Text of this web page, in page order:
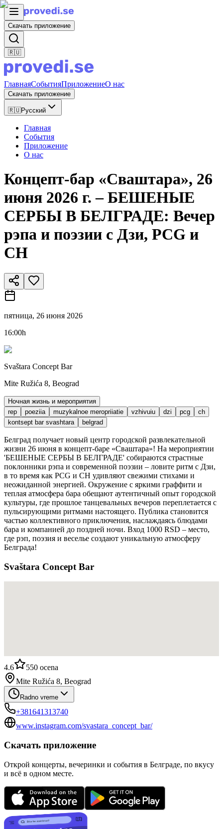
Скачать приложение
🇷🇺
ГлавнаяСобытияПриложениеО нас
Скачать приложение
🇷🇺Русский
Главная
События
Приложение
О нас
Концепт-бар «Сваштара», 26
июня 2026 г. – БЕШЕНЫЕ
СЕРБЫ В БЕЛГРАДЕ: Вечер
рэпа и поэзии с Дзи, PCG и
CH
пятница, 26 июня 2026
16:00h
Svaštara Concept Bar
Mite Ružića 8, Beograd
Ночная жизнь и мероприятия
rep
poeziia muzykalnoe meropriiatie vzhivuiu dzi pcg
ch
kontsept bar svashtara
belgrad
Белград получает новый центр городской развлекательной
жизни 26 июня в концепт-баре «Сваштара»! На мероприятии
'БЕШЕНЫЕ СЕРБЫ В БЕЛГРАДЕ' собираются страстные
поклонники рэпа и современной поэзии – ловите ритм с Дзи,
в то время как PCG и CH удивляют свежими стихами и
неожиданной энергией. Окружение с яркими граффити и
теплая атмосфера бара обещают аутентичный опыт городской
культуры, где прошлое танцевальных вечеров переплетается с
пульсирующими ритмами настоящего. Публика становится
частью коллективного приключения, наслаждаясь блюдами
бара и компанией до поздней ночи. Вход 1000 RSD – место,
где рэп, поэзия и веселье создают уникальную атмосферу
Белграда!
Svaštara Concept Bar
4.6 550 ocena
Mite Ružića 8, Beograd
Radno vreme
+381641313740
www.instagram.com/svastara_concept_bar/
Скачать приложение
Открой концерты, вечеринки и события в Белграде, по вкусу
и всё в одном месте.